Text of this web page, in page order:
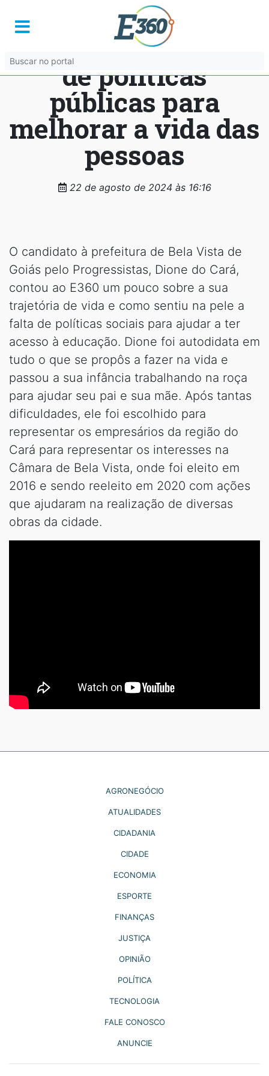
Dione do Cará
pontua importância
de políticas
públicas para
melhorar a vida das
pessoas
22 de agosto de 2024 às 16:16
O candidato à prefeitura de Bela Vista de
Goiás pelo Progressistas, Dione do Cará,
contou ao E360 um pouco sobre a sua
trajetória de vida e como sentiu na pele a
falta de políticas sociais para ajudar a ter
acesso à educação. Dione foi autodidata em
tudo o que se propôs a fazer na vida e
passou a sua infância trabalhando na roça
para ajudar seu pai e sua mãe. Após tantas
dificuldades, ele foi escolhido para
representar os empresários da região do
Cará para representar os interesses na
Câmara de Bela Vista, onde foi eleito em
2016 e sendo reeleito em 2020 com ações
que ajudaram na realização de diversas
obras da cidade.
AGRONEGÓCIO
ATUALIDADES
CIDADANIA
CIDADE
ECONOMIA
ESPORTE
FINANÇAS
JUSTIÇA
OPINIÃO
POLÍTICA
TECNOLOGIA
FALE CONOSCO
ANUNCIE